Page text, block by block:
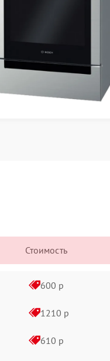
Стоимость
600 р
1210 р
610 р